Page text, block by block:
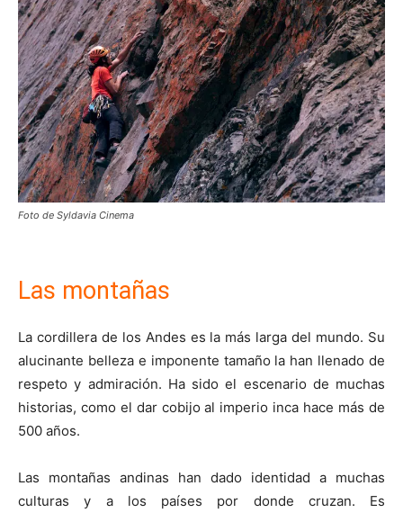
Foto de Syldavia Cinema
Las montañas
La cordillera de los Andes es la más larga del mundo. Su
alucinante belleza e imponente tamaño la han llenado de
respeto y admiración. Ha sido el escenario de muchas
historias, como el dar cobijo al imperio inca hace más de
500 años.
Las montañas andinas han dado identidad a muchas
culturas y a los países por donde cruzan. Es